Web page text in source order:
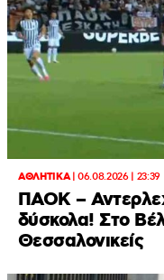
ΑΘΛΗΤΙΚΑ|06.08.2026 | 23:39
ΠΑΟΚ –
δύσκολα! Στο
Θεσσαλονικείς